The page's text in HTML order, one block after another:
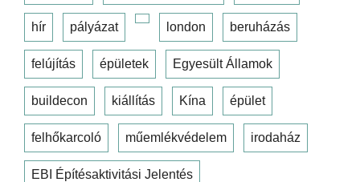
hír pályázat london beruházás
felújítás épületek Egyesült Államok
buildecon kiállítás Kína épület
felhőkarcoló műemlékvédelem irodaház
EBI Építésaktivitási Jelentés